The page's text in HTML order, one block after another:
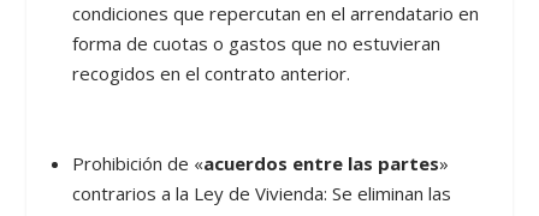
condiciones que repercutan en el arrendatario en
forma de cuotas o gastos que no estuvieran
recogidos en el contrato anterior.
Prohibición de «acuerdos entre las partes»
contrarios a la Ley de Vivienda: Se eliminan las